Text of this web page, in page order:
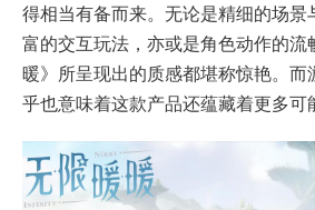
得相当有备而来。无论是精细的场景
富的交互玩法，亦或是角色动作的流
暖》所呈现出的质感都堪称惊艳。而
乎也意味着这款产品还蕴藏着更多可